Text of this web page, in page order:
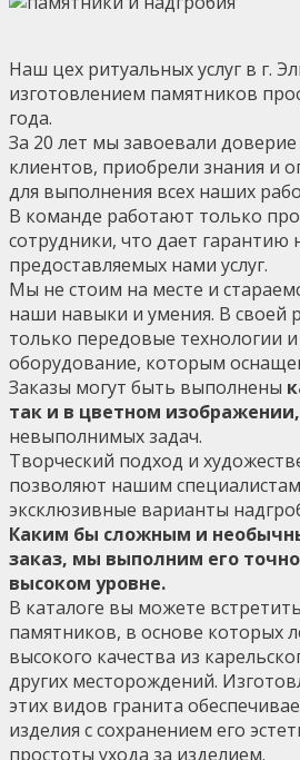
Наш цех ритуальных услуг в г.
изготовлением памятников
года.
За 20 лет мы завоевали
клиентов, приобрели знания и
для выполнения всех наших
В команде работают только
сотрудники, что дает гарантию
предоставляемых нами услуг.
Мы не стоим на месте и
наши навыки и умения. В своей
только передовые технологии
оборудование, которым
Заказы могут быть выполнены
так и в цветном изображении,
невыполнимых задач.
Творческий подход и
позволяют нашим
эксклюзивные варианты
Каким бы сложным и
заказ, мы выполним его точно
высоком уровне.
В каталоге вы можете
памятников, в основе которых
высокого качества из
других месторождений.
этих видов гранита
изделия с сохранением его
простоты ухода за изделием.